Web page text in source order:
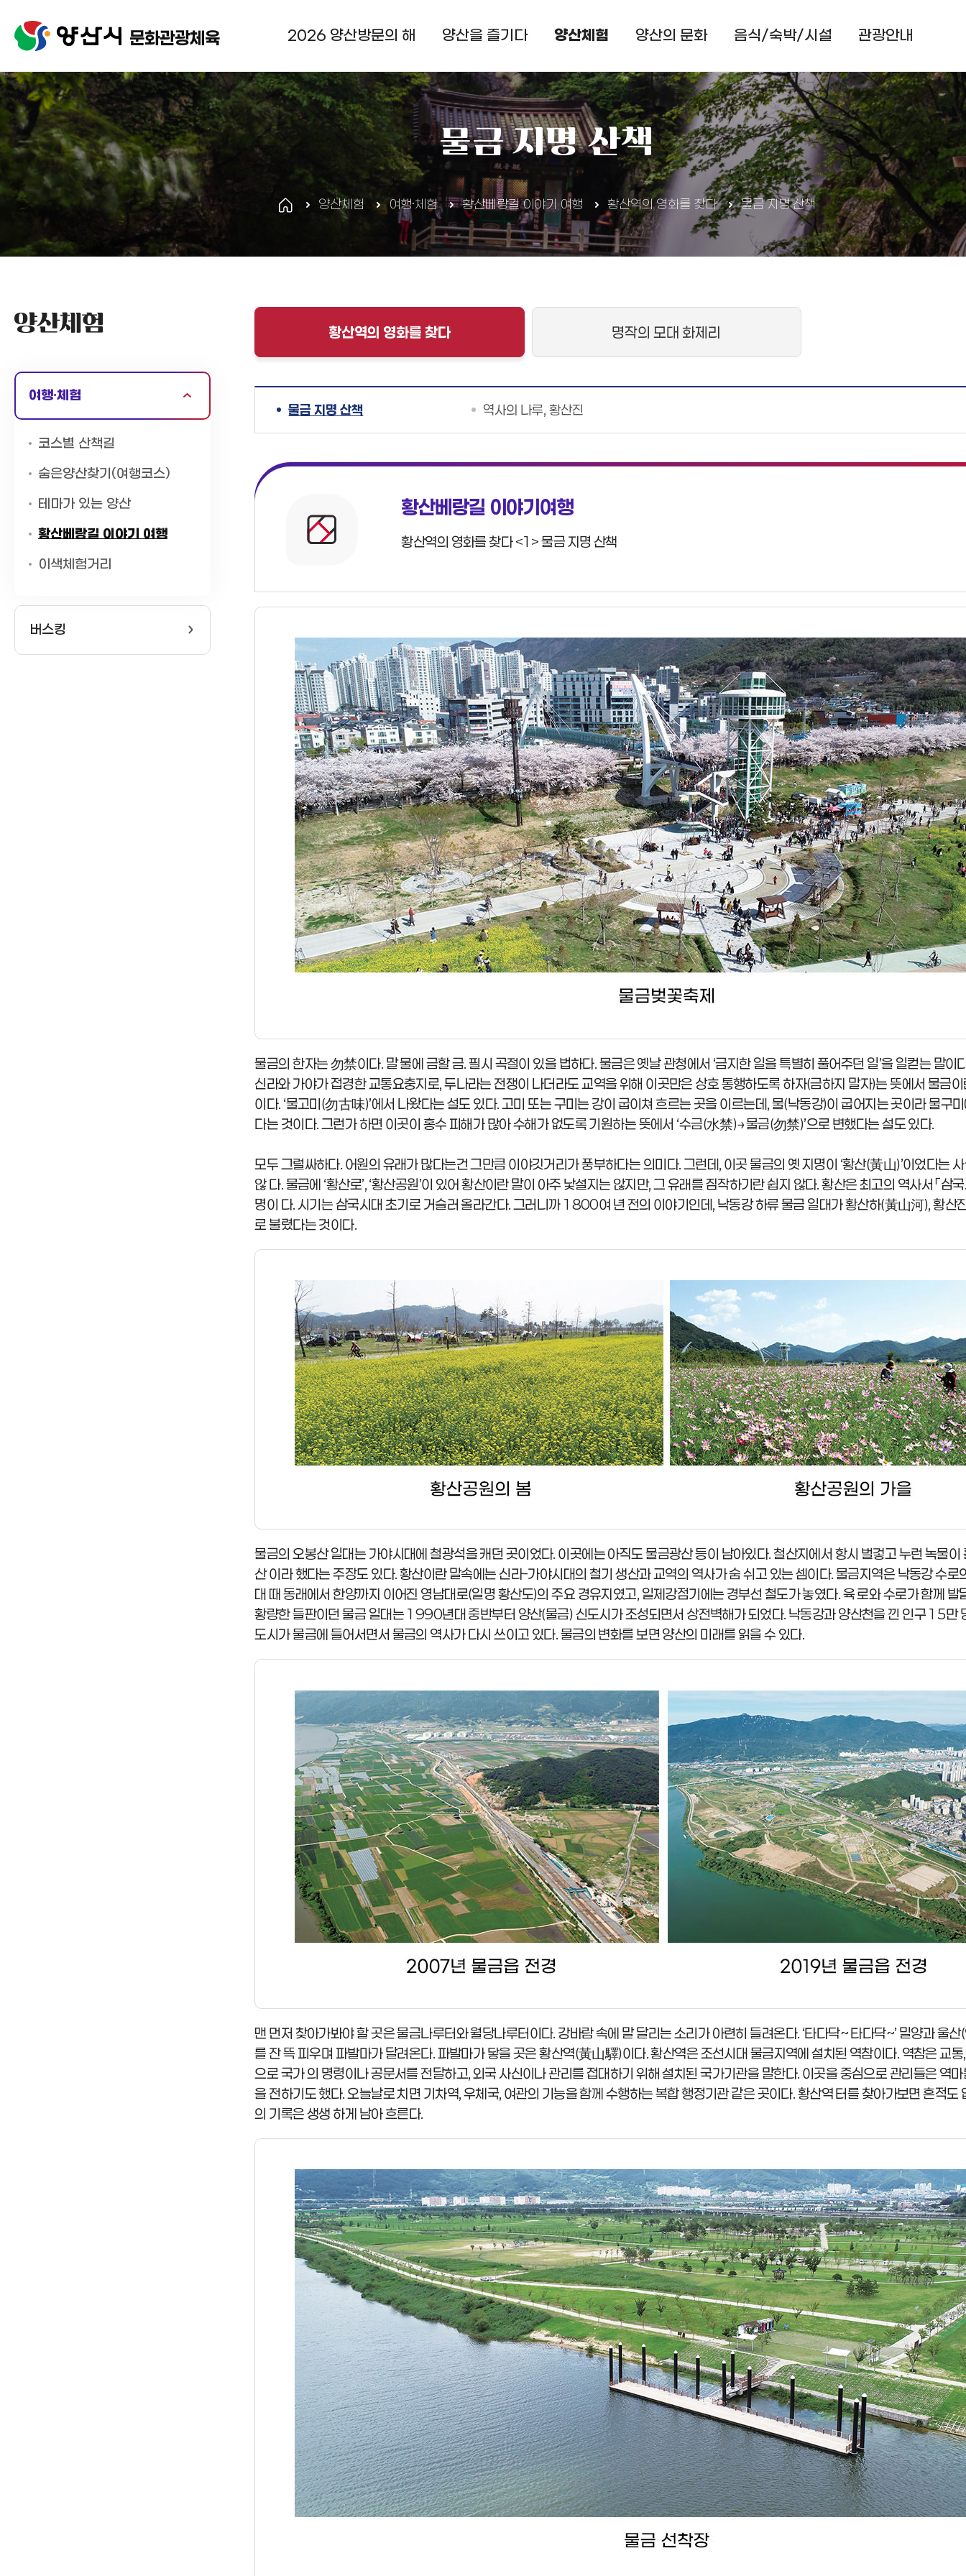
문화관광체육 검색창 열기
뉴
성
2026 양산방문의 해 양산을 즐기다 양산체험 양산의 문화 음식/숙박/시설 관광안내
사이트맵
물금 지명 산책
양산체험 여행·체험 황산베랑길 이야기 여행 황산역의 영화를 찾다 물금 지명 산책
sns 공유 리스트 열기
본문 인쇄
양산체험
여행·체험
코스별 산책길
숨은양산찾기(여행코스)
테마가 있는 양산
황산베랑길 이야기 여행
이색체험거리
버스킹
황산역의 영화를 찾다 명작의 모대 화제리
물금 지명 산책 역사의 나루, 황산진
황산베랑길 이야기여행
황산역의 영화를 찾다 <1> 물금 지명 산책
물금의 한자는 勿禁이다. 말 물에 금할 금. 필시 곡절이 있을 법하다. 물금은 옛날 관청에서 ‘금지한 일을 특별히 풀어주던 일’을 일컫는 말이
신라와 가야가 접경한 교통요충지로, 두나라는 전쟁이 나더라도 교역을 위해 이곳만은 상호 통행하도록 하자(금하지 말자)는 뜻에서 물금
이다. ‘물고미(勿古味)’에서 나왔다는 설도 있다. 고미 또는 구미는 강이 굽이쳐 흐르는 곳을 이르는데, 물(낙동강)이 굽어지는 곳이라 물구
다는 것이다. 그런가 하면 이곳이 홍수 피해가 많아 수해가 없도록 기원하는 뜻에서 ‘수금(水禁)→물금(勿禁)’으로 변했다는 설도 있다.
모두 그럴싸하다. 어원의 유래가 많다는건 그만큼 이야깃거리가 풍부하다는 의미다. 그런데, 이곳 물금의 옛 지명이 ‘황산(黃山)’이었다는
않 다. 물금에 ‘황산로’, ‘황산공원’이 있어 황산이란 말이 아주 낯설지는 않지만, 그 유래를 짐작하기란 쉽지 않다. 황산은 최고의 역사서 「삼
명이 다. 시기는 삼국시대 초기로 거슬러 올라간다. 그러니까 1800여 년 전의 이야기인데, 낙동강 하류 물금 일대가 황산하(黃山河), 황
로 불렸다는 것이다.
물금의 오봉산 일대는 가야시대에 철광석을 캐던 곳이었다. 이곳에는 아직도 물금광산 등이 남아있다. 철산지에서 항시 벌겋고 누런 녹물이
산 이라 했다는 주장도 있다. 황산이란 말속에는 신라-가야시대의 철기 생산과 교역의 역사가 숨 쉬고 있는 셈이다. 물금지역은 낙동강 수로
대 때 동래에서 한양까지 이어진 영남대로(일명 황산도)의 주요 경유지였고, 일제강점기에는 경부선 철도가 놓였다. 육 로와 수로가 함께 발
황량한 들판이던 물금 일대는 1990년대 중반부터 양산(물금) 신도시가 조성되면서 상전벽해가 되었다. 낙동강과 양산천을 낀 인구 15만
도시가 물금에 들어서면서 물금의 역사가 다시 쓰이고 있다. 물금의 변화를 보면 양산의 미래를 읽을 수 있다.
맨 먼저 찾아가봐야 할 곳은 물금나루터와 월당나루터이다. 강바람 속에 말 달리는 소리가 아련히 들려온다. ‘타다닥~ 타다닥~’ 밀양과 울
를 잔 뜩 피우며 파발마가 달려온다. 파발마가 닿을 곳은 황산역(黃山驛)이다. 황산역은 조선시대 물금지역에 설치된 역참이다. 역참은 교
으로 국가 의 명령이나 공문서를 전달하고, 외국 사신이나 관리를 접대하기 위해 설치된 국가기관을 말한다. 이곳을 중심으로 관리들은 역
을 전하기도 했다. 오늘날로 치면 기차역, 우체국, 여관의 기능을 함께 수행하는 복합 행정기관 같은 곳이다. 황산역 터를 찾아가보면 흔적도
의 기록은 생생 하게 남아 흐른다.